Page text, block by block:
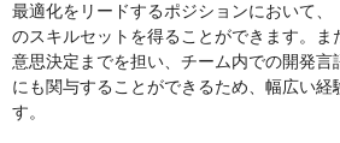
最適化をリードするポジションにおいて、
のスキルセットを得ることができます。ま
意思決定までを担い、チーム内での開発
にも関与することができるため、幅広い
す。